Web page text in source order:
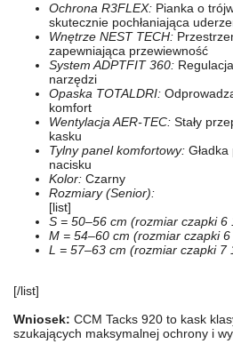
Ochrona R3FLEX: Pianka o
skutecznie pochłaniająca
Wnętrze NEST TECH:
zapewniająca przewiewność
System ADPTFIT 360:
narzędzi
Opaska TOTALDRI:
komfort
Wentylacja AER-TEC: Stały
kasku
Tylny panel komfortowy:
nacisku
Kolor: Czarny
Rozmiary (Senior):
[list]
S = 50–56 cm (rozmiar czapki 6
M = 54–60 cm (rozmiar czapki
L = 57–63 cm (rozmiar czapki 7
[/list]
Wniosek: CCM Tacks 920 to kask
szukających maksymalnej ochrony i